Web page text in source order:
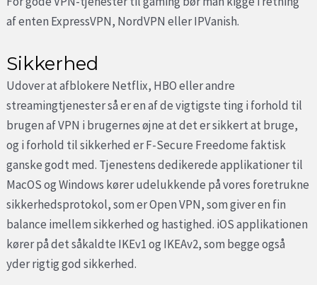
af enten ExpressVPN, NordVPN eller IPVanish.
Sikkerhed
Udover at afblokere Netflix, HBO eller andre
streamingtjenester så er en af de vigtigste ting i forhold til
brugen af VPN i brugernes øjne at det er sikkert at bruge,
og i forhold til sikkerhed er F-Secure Freedome faktisk
ganske godt med. Tjenestens dedikerede applikationer til
MacOS og Windows kører udelukkende på vores foretrukne
sikkerhedsprotokol, som er Open VPN, som giver en fin
balance imellem sikkerhed og hastighed. iOS applikationen
kører på det såkaldte IKEv1 og IKEAv2, som begge også
yder rigtig god sikkerhed.